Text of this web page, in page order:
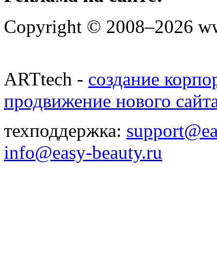
Copyright © 2008–2026
ARTtech - создание
продвижение нового
техподдержка:
info@easy-beauty.ru